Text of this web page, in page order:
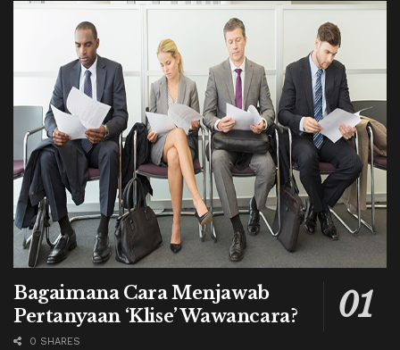
Bagaimana Cara Menjawab
Pertanyaan ‘Klise’ Wawancara?
0 SHARES